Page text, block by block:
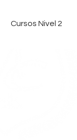
Cursos Nivel 2